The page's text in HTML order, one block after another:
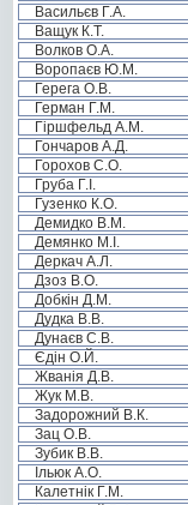
Васильєв Г.А.
Ващук К.Т.
Волков О.А.
Воропаєв Ю.М.
Герега О.В.
Герман Г.М.
Гіршфельд А.М.
Гончаров А.Д.
Горохов С.О.
Груба Г.І.
Гузенко К.О.
Демидко В.М.
Демянко М.І.
Деркач А.Л.
Дзоз В.О.
Добкін Д.М.
Дудка В.В.
Дунаєв С.В.
Єдін О.Й.
Жванія Д.В.
Жук М.В.
Задорожний В.К.
Зац О.В.
Зубик В.В.
Ільюк А.О.
Калетнік Г.М.